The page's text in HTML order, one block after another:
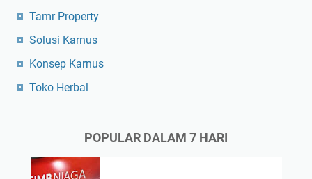
Tamr Property
Solusi Karnus
Konsep Karnus
Toko Herbal
POPULAR DALAM 7 HARI